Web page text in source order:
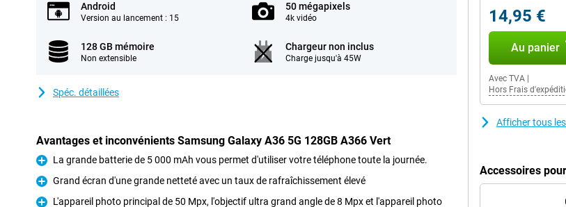
Android
Version au lancement : 15
50 mégapixels
4k vidéo
128 GB mémoire
Non extensible
Chargeur non inclus
Charge jusqu'à 45W
Spéc. détaillées
Avantages et inconvénients Samsung Galaxy A36 5G 128GB A366 Vert
Pour
La grande batterie de 5 000 mAh vous permet d'utiliser votre téléphone toute la journée.
Pour
Grand écran d'une grande netteté avec un taux de rafraîchissement élevé
L'appareil photo principal de 50 Mpx, l'objectif ultra grand angle de 8 Mpx et l'appareil photo
14,95 €
Au panier
Avec TVA
Hors Frais
Afficher tous
Accessoires